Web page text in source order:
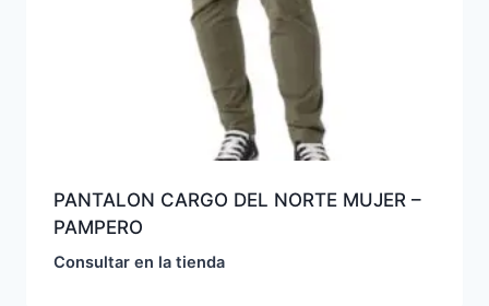
PANTALON CARGO DEL NORTE MUJER –
PAMPERO
Consultar en la tienda